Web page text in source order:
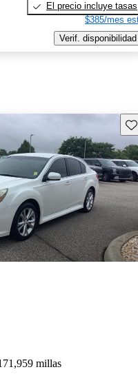
El precio incluye tasas
$385/mes
Verif. disponibilidad
millas